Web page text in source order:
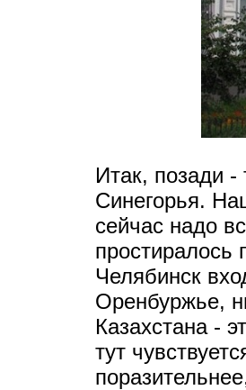
Итак, позади -
Синегорья.
сейчас надо
Челябинск
Оренбуржье,
Казахстана -
тут